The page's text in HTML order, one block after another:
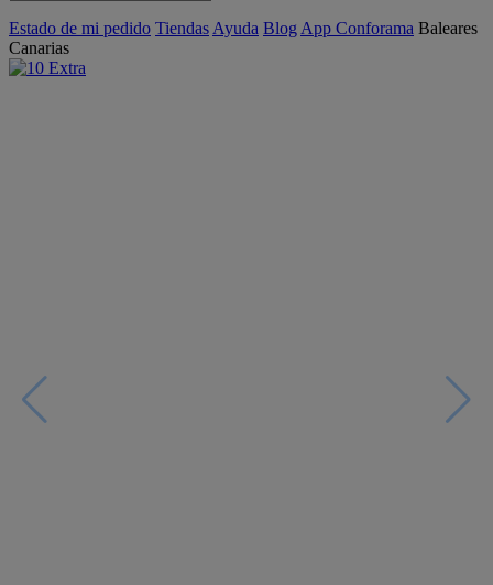
Estado de mi pedido Tiendas Ayuda Blog App Conforama Baleares
Canarias